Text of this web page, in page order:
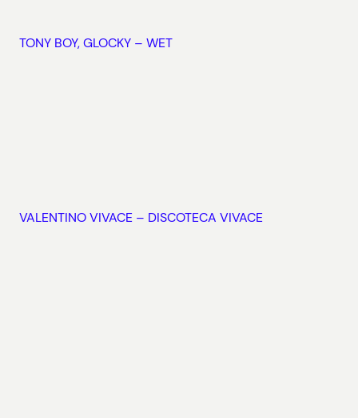
TONY BOY, GLOCKY – WET
VALENTINO VIVACE – DISCOTECA VIVACE